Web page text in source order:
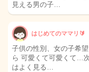
見える男の子…
はじめてのママリ🔰
子供の性別、女の子希
ら 可愛くて可愛くて…
はよく見る…